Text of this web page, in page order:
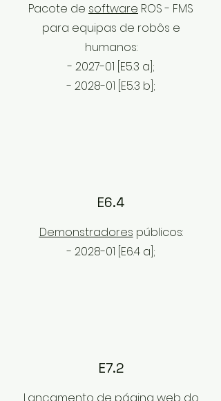
Pacote de software ROS - FMS
para equipas de robôs e
humanos:
- 2027-01 [E5.3 a];
- 2028-01 [E5.3 b];
E6.4
Demonstradores públicos:
- 2028-01 [E6.4a];
E7.2